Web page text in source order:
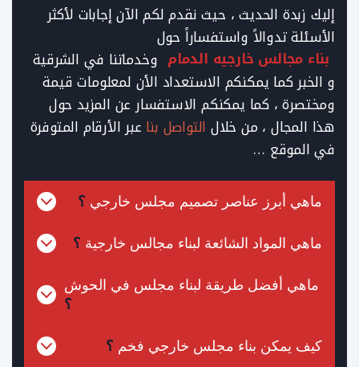
إليك زبدة الحديث ، حيث نقدم لكم الآن إجابات لأكثر
الأسئلة تدوالاً واستفساراً حول
بناء مجالس خارجيه الدمام وخدماتنا في الشرقية
و الخبر كما يمكنكم الاستعداد الأن لمعلومات قيمة
ومختصرة ، كما يمكنكم الاستفسار عن المزيد حول
هذا المجال ، من خلال التواصل بنا عبر الأرقام المتوفرة
في الموقع …
ماهي أبرز عناصر تصميم مجلس خارجي ؟
ماهي المواد الشائعة لبناء مجالس خارجية ؟
ماهي أفضل طريقة لبناء مجلس في الحوش
؟
كيف يمكن بناء مجلس خارجي فخم ؟